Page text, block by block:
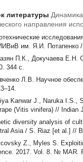
литературы
направления
им. Я.И. Потапенко /
П.К., Докучаева Е.Н.
344 с.
Л.В. Научное
Kanwar J., Naruka I.S.,
(Vitis vinifera) // Indian
diversity analysis of
Asia / S. Riaz [et al.] //
Z., Myles S.
2017. Vol. 8. № MAR.